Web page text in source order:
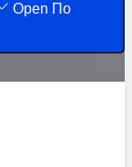
Open По